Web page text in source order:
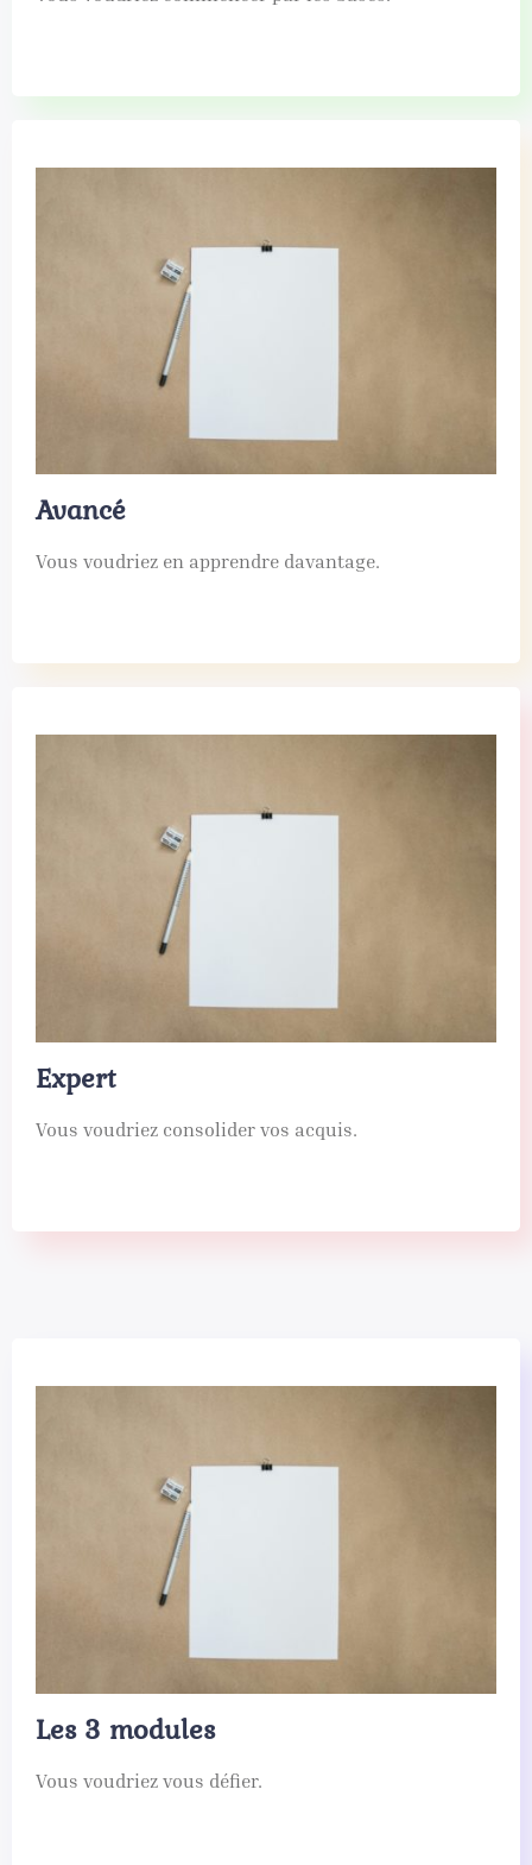
Avancé
Vous voudriez en apprendre davantage.
Expert
Vous voudriez consolider vos acquis.
Les 3 modules
Vous voudriez vous défier.